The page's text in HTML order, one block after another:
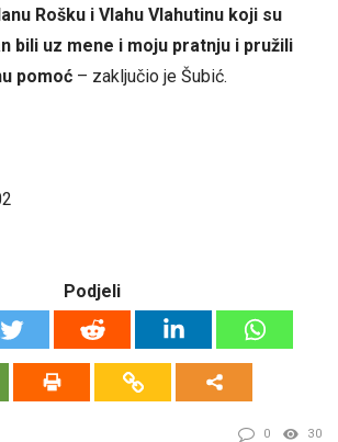
Rošku i Vlahu Vlahutinu koji su
bili uz mene i moju pratnju i pružili
pomoć – zaključio je Šubić.
Podjeli
0 30